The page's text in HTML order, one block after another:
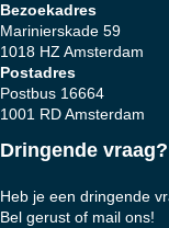
Bezoekadres
Marinierskade 59
1018 HZ Amsterdam
Postadres
Postbus 16664
1001 RD Amsterdam
Dringende vraag?
Heb je een dringende
Bel gerust of mail ons!